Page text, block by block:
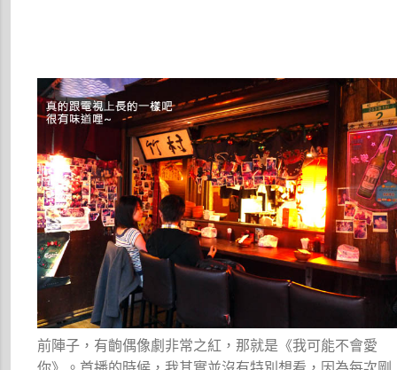
前陣子，有齣偶像劇非常之紅，那就是《我可能不會愛